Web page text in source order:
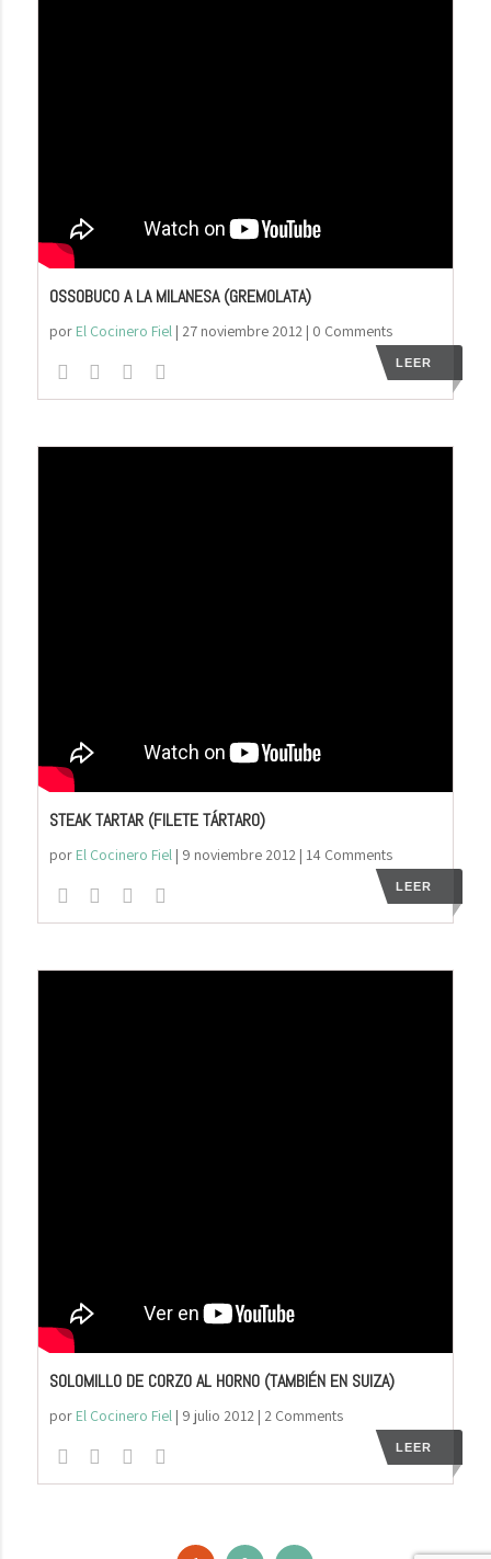
OSSOBUCO A LA MILANESA (GREMOLATA)
por El Cocinero Fiel| 27 noviembre 2012| 0 Comments
LEER
STEAK TARTAR (FILETE TÁRTARO)
por El Cocinero Fiel| 9 noviembre 2012| 14 Comments
LEER
SOLOMILLO DE CORZO AL HORNO (TAMBIÉN EN SUIZA)
por El Cocinero Fiel| 9 julio 2012| 2 Comments
LEER